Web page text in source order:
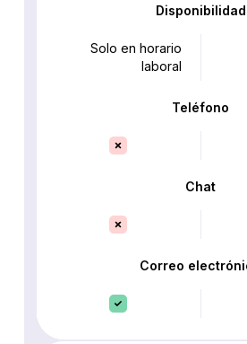
Disponibilidad
Solo en horario
laboral
Teléfono
Chat
Correo